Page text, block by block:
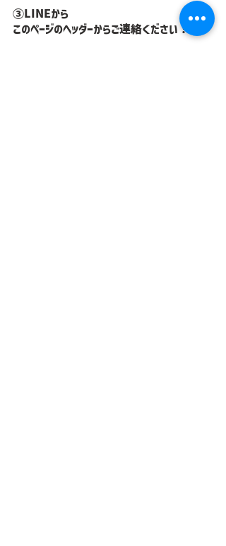
③LINEから
このページのヘッダーからご連絡ください！